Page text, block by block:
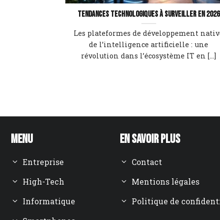
Tendances technologiques à surveiller en 2026
Les plateformes de développement
de l’intelligence artificielle : une
révolution dans l’écosystème IT en [...]
Menu
Entreprise
High-Tech
Informatique
En savoir plus
Contact
Mentions légales
Politique de